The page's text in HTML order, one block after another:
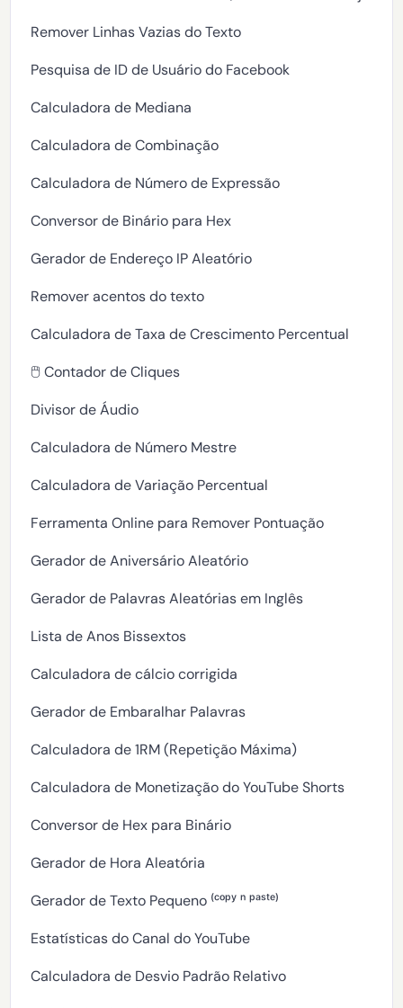
Remover Linhas Vazias do Texto
Pesquisa de ID de Usuário do Facebook
Calculadora de Mediana
Calculadora de Combinação
Calculadora de Número de Expressão
Conversor de Binário para Hex
Gerador de Endereço IP Aleatório
Remover acentos do texto
Calculadora de Taxa de Crescimento Percentual
🖱️ Contador de Cliques
Divisor de Áudio
Calculadora de Número Mestre
Calculadora de Variação Percentual
Ferramenta Online para Remover Pontuação
Gerador de Aniversário Aleatório
Gerador de Palavras Aleatórias em Inglês
Lista de Anos Bissextos
Calculadora de cálcio corrigida
Gerador de Embaralhar Palavras
Calculadora de 1RM (Repetição Máxima)
Calculadora de Monetização do YouTube Shorts
Conversor de Hex para Binário
Gerador de Hora Aleatória
Gerador de Texto Pequeno ⁽ᶜᵒᵖʸ ⁿ ᵖᵃˢᵗᵉ⁾
Estatísticas do Canal do YouTube
Calculadora de Desvio Padrão Relativo